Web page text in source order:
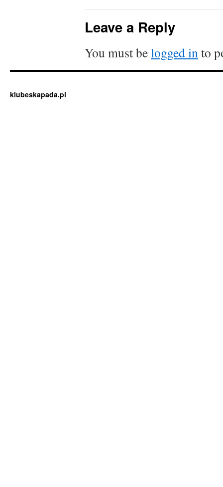
Leave a Reply
You must belogged into
klubeskapada.pl